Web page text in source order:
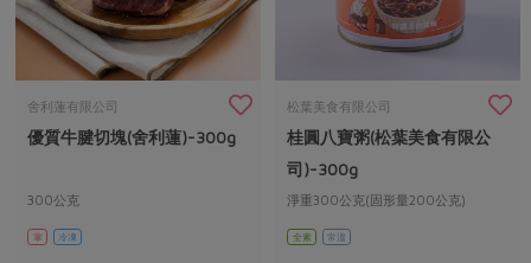
舍利蓮有限公司
優質牛腱切塊(舍利蓮)-300g
300公克
葷 冷凍
松葉美食有限公司
桂圓八寶粥(松葉美食有限公
司)-300g
淨重300公克(固形量200公克)
全素 常溫